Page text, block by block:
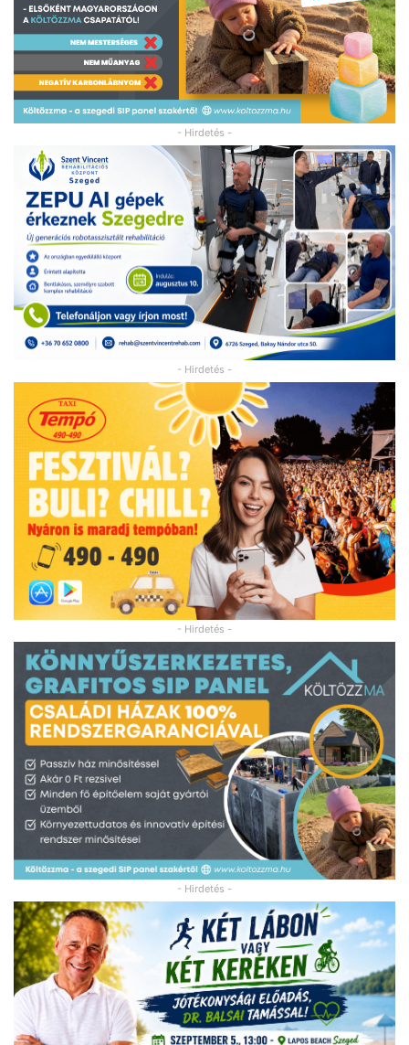
- Hirdetés -
- Hirdetés -
- Hirdetés -
- Hirdetés -